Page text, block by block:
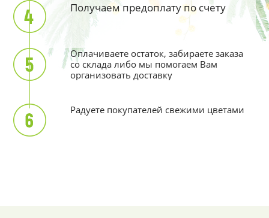
Получаем предоплату по счету
Оплачиваете остаток, забираете заказа
со склада либо мы помогаем Вам
организовать доставку
Радуете покупателей свежими цветами